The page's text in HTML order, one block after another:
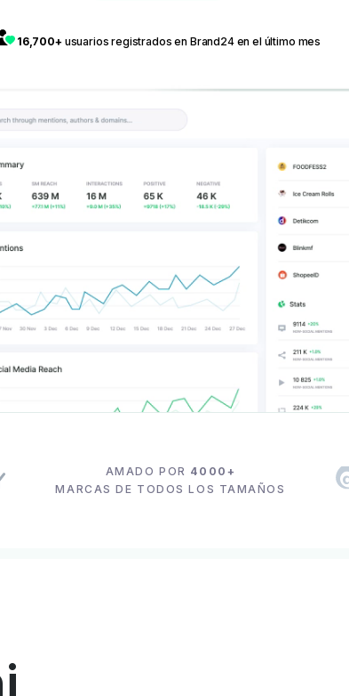
16,700+ usuarios registrados en Brand24 en el último mes
AMADO POR 4000+
MARCAS DE TODOS LOS TAMAÑOS